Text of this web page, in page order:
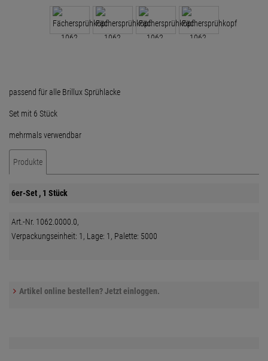
passend für alle Brillux Sprühlacke
Set mit 6 Stück
mehrmals verwendbar
Produkte
6er-Set , 1 Stück
Art.-Nr. 1062.0000.0,
Verpackungseinheit: 1, Lage: 1, Palette: 5000
Artikel online bestellen? Jetzt einloggen.